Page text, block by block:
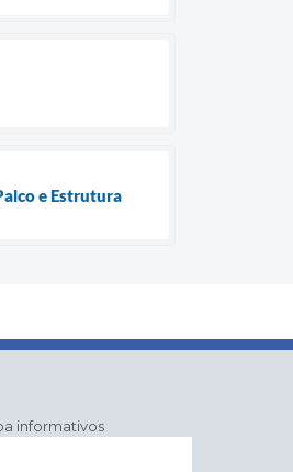
e Estrutura
informativos